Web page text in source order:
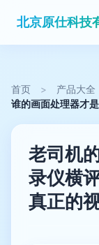
北京原仕科技
首页 > 产品大全
谁的画面处理器才
老司机
录仪横
真正的